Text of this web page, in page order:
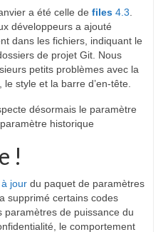
a été celle de files 4.3
développeurs a ajouté
dans les fichiers, indiquant le
de projet Git. Nous
petits problèmes avec la
style et la barre d’en-tête.
désormais le paramètre
historique
!
jour du paquet de paramètres
supprimé certains codes
paramètres de puissance du
le comportement